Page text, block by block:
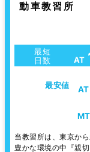
動車教習所
最短
日数
AT
最安値 AT
MT
当教習所は、東京か
豊かな環境の中『親